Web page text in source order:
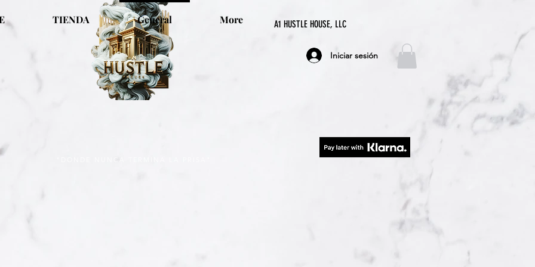
A1 HUSTLE HOUSE, LLC
TIENDA General More
Iniciar sesión